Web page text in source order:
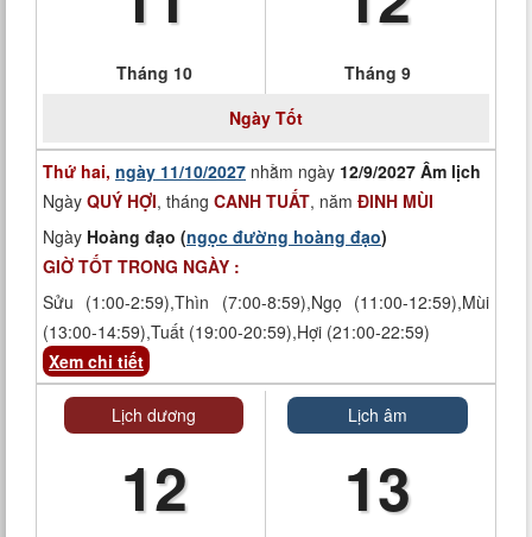
Tháng 10
Tháng 9
Ngày Tốt
Thứ hai, ngày 11/10/2027 nhằm ngày 12/9/2027 Âm lịch
Ngày QUÝ HỢI, tháng CANH TUẤT, năm ĐINH MÙI
Ngày Hoàng đạo (ngọc đường hoàng đạo)
GIỜ TỐT TRONG NGÀY :
Sửu (1:00-2:59),Thìn (7:00-8:59),Ngọ (11:00-12:59),Mùi
(13:00-14:59),Tuất (19:00-20:59),Hợi (21:00-22:59)
Xem chi tiết
Lịch dương
12
Lịch âm
13